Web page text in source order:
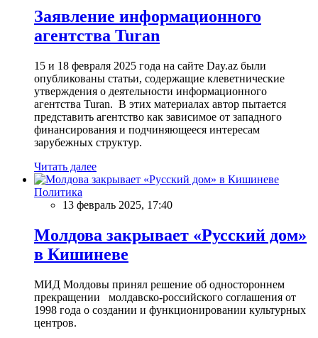
Заявление информационного
агентства Turan
15 и 18 февраля 2025 года на сайте Day.az были
опубликованы статьи, содержащие клеветнические
утверждения о деятельности информационного
агентства Turan. В этих материалах автор пытается
представить агентство как зависимое от западного
финансирования и подчиняющееся интересам
зарубежных структур.
Читать далее
Политика
13 февраль 2025, 17:40
Молдова закрывает «Русский дом»
в Кишиневе
МИД Молдовы принял решение об одностороннем
прекращении молдавско-российского соглашения от
1998 года о создании и функционировании культурных
центров.